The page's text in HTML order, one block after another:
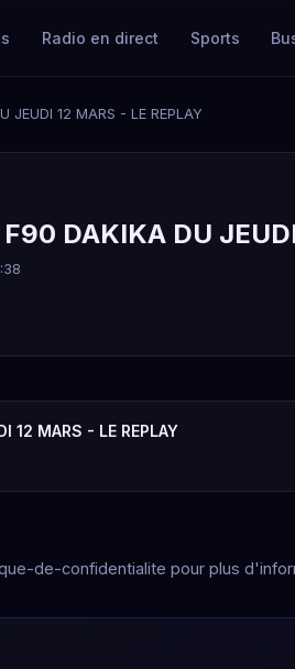
Radio en direct Sports
JEUDI 12 MARS - LE REPLAY
DAKIKA DU
12 MARS - LE REPLAY
de-confidentialite pour plus